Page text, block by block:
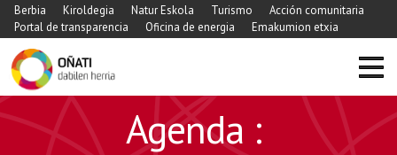
Berbia Kiroldegia Natur Eskola Turismo
Acción comunitaria
Portal de transparencia
Oficina de energia Emakumion etxia
Agenda :